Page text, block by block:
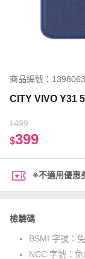
商品編號：
CITY VIVO Y31
$499
$399
※不適用優惠
檢驗碼
BSMI 字號：
NCC 字號：